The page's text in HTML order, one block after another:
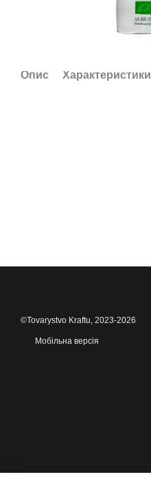
Опис Характеристики
©Tovarystvo Kraftu, 2023-2026
Мобільна версія